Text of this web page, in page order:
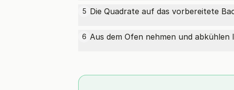
5 Die Quadrate auf das vorbereitete
6 Aus dem Ofen nehmen und